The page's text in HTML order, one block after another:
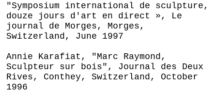
"Symposium international de sculpture,
douze jours d'art en direct », Le
journal de Morges, Morges,
Switzerland, June 1997
Annie Karafiat, "Marc Raymond,
Sculpteur sur bois", Journal des Deux
Rives, Conthey, Switzerland, October
1996